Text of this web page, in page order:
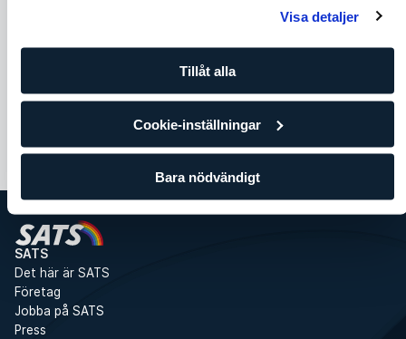
Visa detaljer
Tillåt alla
Cookie-inställningar
Bara nödvändigt
SATS
Det här är SATS
Företag
Jobba på SATS
Press